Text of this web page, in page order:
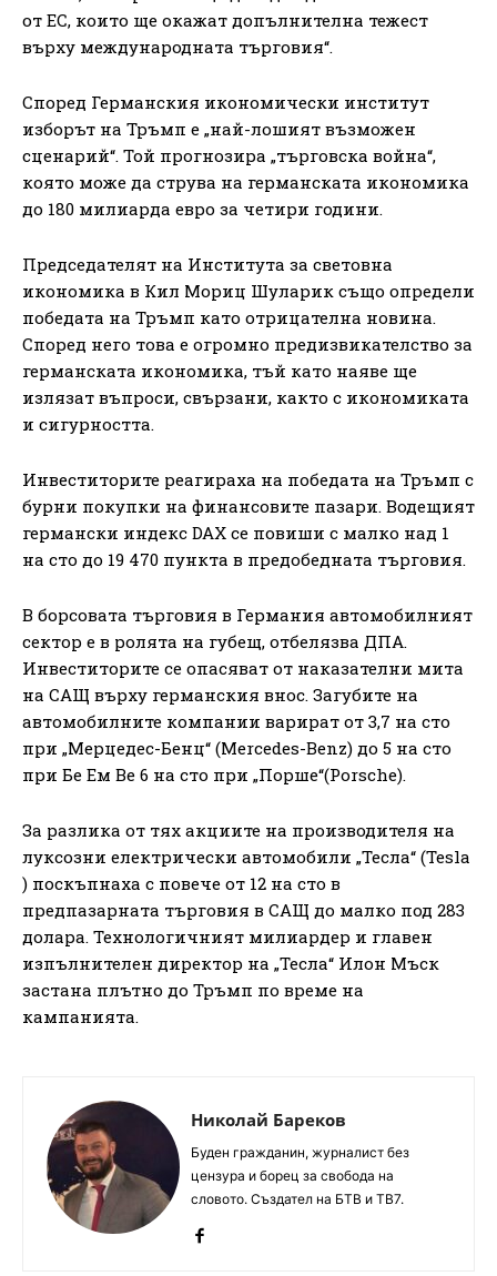
от ЕС, които ще окажат допълнителна тежест
върху международната търговия“.
Според Германския икономически институт
изборът на Тръмп е „най-лошият възможен
сценарий“. Той прогнозира „търговска война“,
която може да струва на германската икономика
до 180 милиарда евро за четири години.
Председателят на Института за световна
икономика в Кил Мориц Шуларик също определи
победата на Тръмп като отрицателна новина.
Според него това е огромно предизвикателство за
германската икономика, тъй като наяве ще
излязат въпроси, свързани, както с икономиката
и сигурността.
Инвеститорите реагираха на победата на Тръмп с
бурни покупки на финансовите пазари. Водещият
германски индекс DAX се повиши с малко над 1
на сто до 19 470 пункта в предобедната търговия.
В борсовата търговия в Германия автомобилният
сектор е в ролята на губещ, отбелязва ДПА.
Инвеститорите се опасяват от наказателни мита
на САЩ върху германския внос. Загубите на
автомобилните компании варират от 3,7 на сто
при „Мерцедес-Бенц“ (Mercedes-Benz) до 5 на сто
при Бе Ем Ве 6 на сто при „Порше“(Porsche).
За разлика от тях акциите на производителя на
луксозни електрически автомобили „Тесла“ (Tesla
) поскъпнаха с повече от 12 на сто в
предпазарната търговия в САЩ до малко под 283
долара. Технологичният милиардер и главен
изпълнителен директор на „Тесла“ Илон Мъск
застана плътно до Тръмп по време на
кампанията.
Николай Бареков
Буден гражданин, журналист без
цензура и борец за свобода на
словото. Създател на БТВ и ТВ7.